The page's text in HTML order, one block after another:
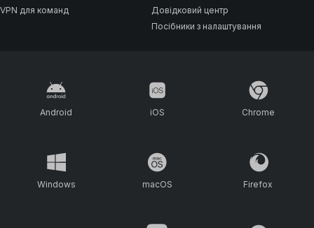
VPN для команд
Довідковий центр
Посібники з налаштування
Android iOS Chrome
Windows macOS Firefox